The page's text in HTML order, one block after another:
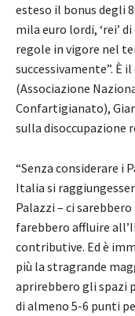
esteso il bonus degli
mila euro lordi, ‘rei’
regole in vigore nel
successivamente”. È
(Associazione
Confartigianato),
sulla disoccupazione
“Senza considerare i
Italia si
Palazzi – ci
farebbero affluire
contributive. Ed è
più la stragrande
aprirebbero gli spazi
di almeno 5-6 punti